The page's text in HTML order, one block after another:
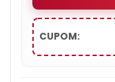
CUPOM: